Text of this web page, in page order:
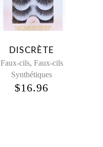
DISCRÈTE
Faux-cils, Faux-cils
Synthétiques
$16.96